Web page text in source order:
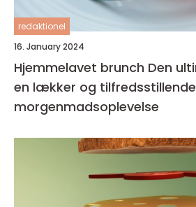
redaktionel
16. January 2024
Hjemmelavet brunch Den ultimative guide til
en lækker og tilfredsstillende
morgenmadsoplevelse